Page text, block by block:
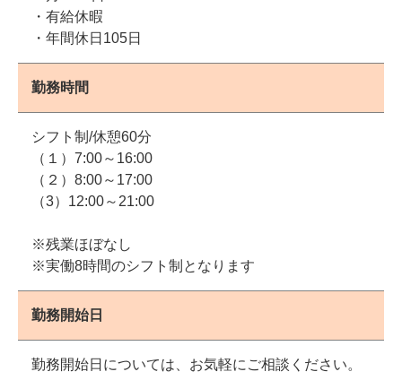
・有給休暇
・年間休日105日
勤務時間
シフト制/休憩60分
（１）7:00～16:00
（２）8:00～17:00
（3）12:00～21:00
※残業ほぼなし
※実働8時間のシフト制となります
勤務開始日
勤務開始日については、お気軽にご相談ください。